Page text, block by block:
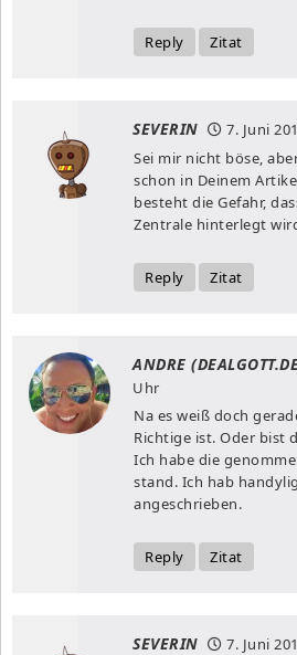
Reply Zitat
SEVERIN 7. Juni
Sei mir nicht böse,
schon in Deinem
besteht die Gefahr,
Zentrale hinterlegt
Reply Zitat
ANDRE
Uhr
Na es weiß doch
Richtige ist. Oder bist
Ich habe die
stand. Ich hab
angeschrieben.
Reply Zitat
SEVERIN 7. Juni